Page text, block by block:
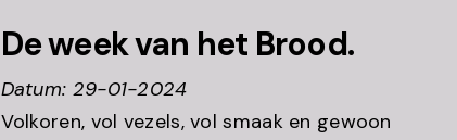
De week van het Brood.
Datum: 29-01-2024
Volkoren, vol vezels, vol smaak en gewoon